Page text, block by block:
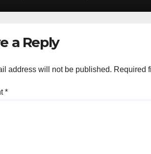
a Reply
address will not be published. Required
*